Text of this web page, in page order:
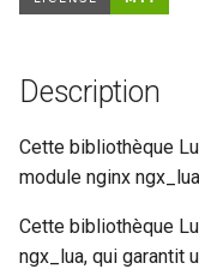
cgi
combined-upstreams
compression-
Description
Cette bibliothèque
module nginx
Cette bibliothèque
ngx_lua, qui garantit